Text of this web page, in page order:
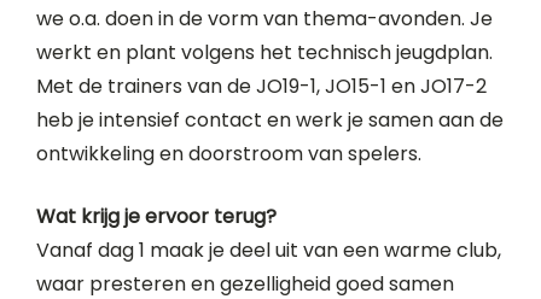
we o.a. doen in de vorm van thema-avonden. Je
werkt en plant volgens het technisch jeugdplan.
Met de trainers van de JO19-1, JO15-1 en JO17-2
heb je intensief contact en werk je samen aan de
ontwikkeling en doorstroom van spelers.
Wat krijg je ervoor terug?
Vanaf dag 1 maak je deel uit van een warme club,
waar presteren en gezelligheid goed samen